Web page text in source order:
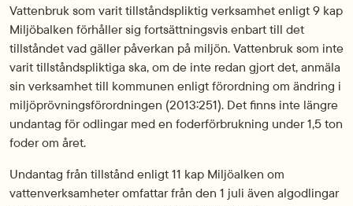
Vattenbruk som varit tillståndspliktig verksamhet enligt 9 kap
Miljöbalken förhåller sig fortsättningsvis enbart till det
tillståndet vad gäller påverkan på miljön. Vattenbruk som inte
varit tillståndspliktiga ska, om de inte redan gjort det, anmäla
sin verksamhet till kommunen enligt förordning om ändring i
miljöprövningsförordningen (2013:251). Det finns inte längre
undantag för odlingar med en foderförbrukning under 1,5 ton
foder om året.
Undantag från tillstånd enligt 11 kap Miljöalken om
vattenverksamheter omfattar från den 1 juli även algodlingar